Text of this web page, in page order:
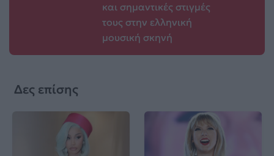
και σημαντικές στιγμές
τους στην ελληνική
μουσική σκηνή
Δες επίσης